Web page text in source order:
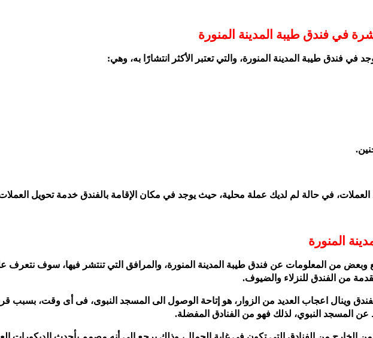
في فندق طيبة المدينة المنورة
في فندق طيبة المدينة المنورة، والتي تعتبر الأكثر انتشارًا به، وهي:
في حالة لم لديك عملة محلية، حيث يوجد في مكان الإقامة بالفندق خدمة تحويل
المنورة
وبعض من المعلومات عن فندق طيبة المدينة المنورة، والمرافق التي تنتشر فيها، سوف نتعرف
من الفندق للنزلاء والضيوف.
وينال اعجاب العديد من الزوار، هو إتاحة الوصول الى المسجد النبوى، فى أى وقت، بسبب